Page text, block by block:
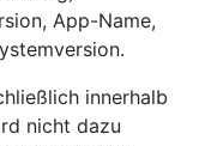
App-Name,
innerhalb
nicht dazu